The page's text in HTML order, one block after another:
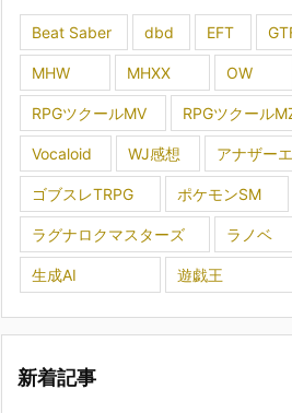
Beat Saber dbd EFT
MHW MHXX OW
RPGツクールMV RPGツクール
Vocaloid WJ感想 アナザー
ゴブスレTRPG ポケモンSM
ラグナロクマスターズ ラノベ
生成AI 遊戯王
新着記事